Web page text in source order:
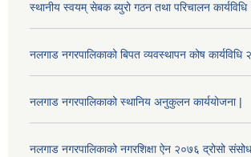
स्थानीय स्वयम् सेबक ब्युरो गठन तथा परिचालन
नलगाड नगरपालिकाको बिपत व्यवस्थापन कोष
नलगाड नगरपालिकाको स्थानिय अनुकुलन कार्ययोजना |
नलगाड नगरपालिकाको नगरशिक्षा ऐन २०७६ द्रोसो